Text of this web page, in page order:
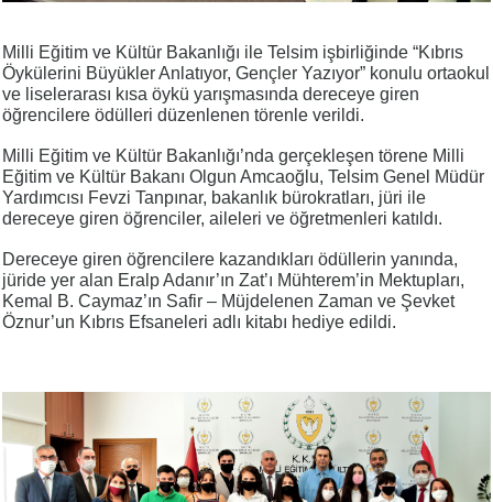
Milli Eğitim ve Kültür Bakanlığı ile Telsim işbirliğinde “Kıbrıs
Öykülerini Büyükler Anlatıyor, Gençler Yazıyor” konulu ortaokul
ve liselerarası kısa öykü yarışmasında dereceye giren
öğrencilere ödülleri düzenlenen törenle verildi.
Milli Eğitim ve Kültür Bakanlığı’nda gerçekleşen törene Milli
Eğitim ve Kültür Bakanı Olgun Amcaoğlu, Telsim Genel Müdür
Yardımcısı Fevzi Tanpınar, bakanlık bürokratları, jüri ile
dereceye giren öğrenciler, aileleri ve öğretmenleri katıldı.
Dereceye giren öğrencilere kazandıkları ödüllerin yanında,
jüride yer alan Eralp Adanır’ın Zat’ı Mühterem’in Mektupları,
Kemal B. Caymaz’ın Safir – Müjdelenen Zaman ve Şevket
Öznur’un Kıbrıs Efsaneleri adlı kitabı hediye edildi.